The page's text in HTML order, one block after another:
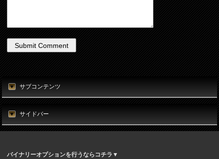
サブコンテンツ
サイドバー
バイナリーオプションを行うならコチラ▼